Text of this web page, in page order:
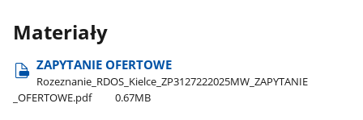
Materiały
ZAPYTANIE OFERTOWE
Rozeznanie​_RDOS​_Kielce​_ZP3127222025MW​_ZAPYTANIE​
_OFERTOWE.pdf
0.67MB